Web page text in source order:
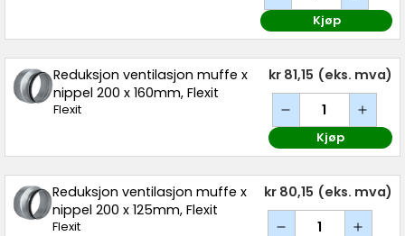
Kjøp
Reduksjon ventilasjon muffe x
nippel 200 x 160mm, Flexit
Flexit
kr 81,15 (eks. mva)
Kjøp
Reduksjon ventilasjon muffe x
nippel 200 x 125mm, Flexit
Flexit
kr 80,15 (eks. mva)